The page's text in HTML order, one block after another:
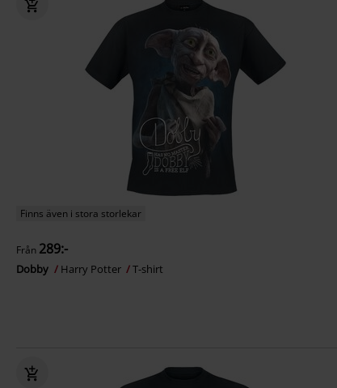
Finns även i stora storlekar
Från 289:-
Dobby Harry Potter T-shirt